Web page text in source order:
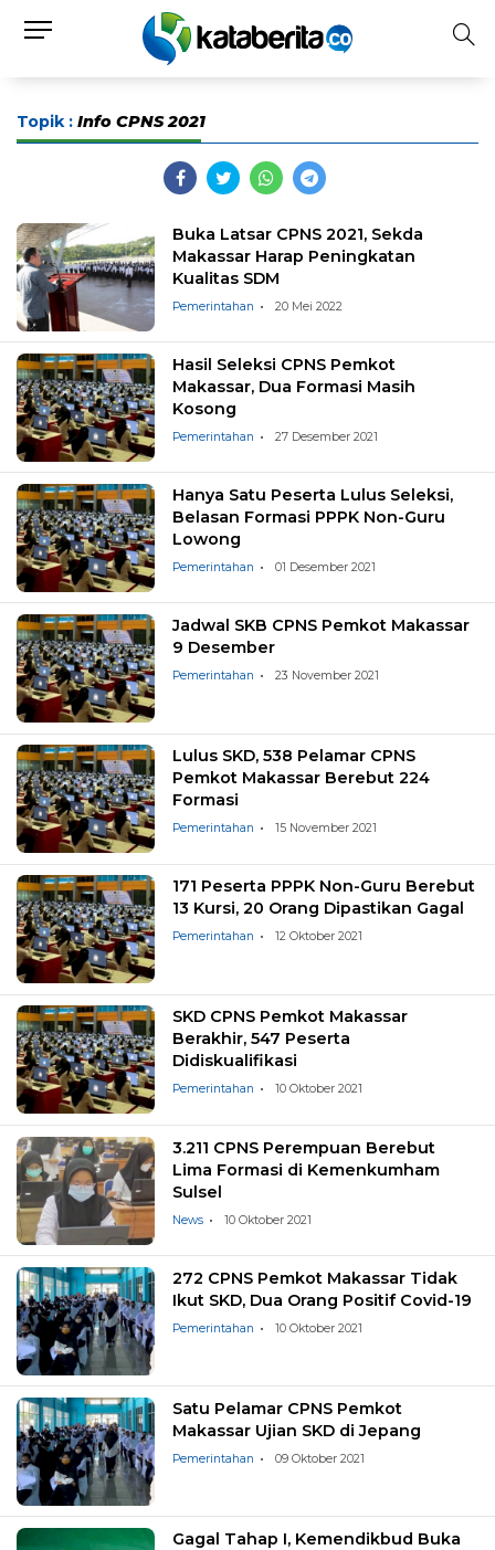
Topik : Info CPNS 2021
Buka Latsar CPNS 2021, Sekda
Makassar Harap Peningkatan
Kualitas SDM
Pemerintahan 20 Mei 2022
Hasil Seleksi CPNS Pemkot
Makassar, Dua Formasi Masih
Kosong
Pemerintahan 27 Desember 2021
Hanya Satu Peserta Lulus Seleksi,
Belasan Formasi PPPK Non-Guru
Lowong
Pemerintahan 01 Desember 2021
Jadwal SKB CPNS Pemkot Makassar
9 Desember
Pemerintahan 23 November 2021
Lulus SKD, 538 Pelamar CPNS
Pemkot Makassar Berebut 224
Formasi
Pemerintahan 15 November 2021
171 Peserta PPPK Non-Guru Berebut
13 Kursi, 20 Orang Dipastikan Gagal
Pemerintahan 12 Oktober 2021
SKD CPNS Pemkot Makassar
Berakhir, 547 Peserta
Didiskualifikasi
Pemerintahan 10 Oktober 2021
3.211 CPNS Perempuan Berebut
Lima Formasi di Kemenkumham
Sulsel
News 10 Oktober 2021
272 CPNS Pemkot Makassar Tidak
Ikut SKD, Dua Orang Positif Covid-19
Pemerintahan 10 Oktober 2021
Satu Pelamar CPNS Pemkot
Makassar Ujian SKD di Jepang
Pemerintahan 09 Oktober 2021
Gagal Tahap I, Kemendikbud Buka